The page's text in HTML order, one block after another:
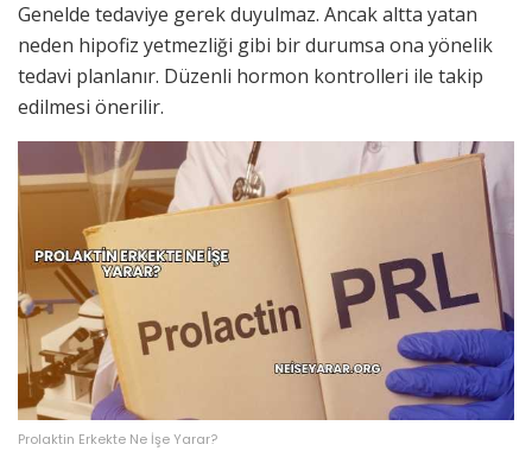
Genelde tedaviye gerek duyulmaz. Ancak altta yatan
neden hipofiz yetmezliği gibi bir durumsa ona yönelik
tedavi planlanır. Düzenli hormon kontrolleri ile takip
edilmesi önerilir.
Prolaktin Erkekte Ne İşe Yarar?